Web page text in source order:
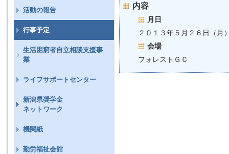
内容
月日
２０１３年５月２６日（
会場
フォレストＧＣ
活動の報告
行事予定
生活困窮者自立相談支援事
業
ライフサポートセンター
新潟県奨学金
ネットワーク
機関紙
勤労福祉会館